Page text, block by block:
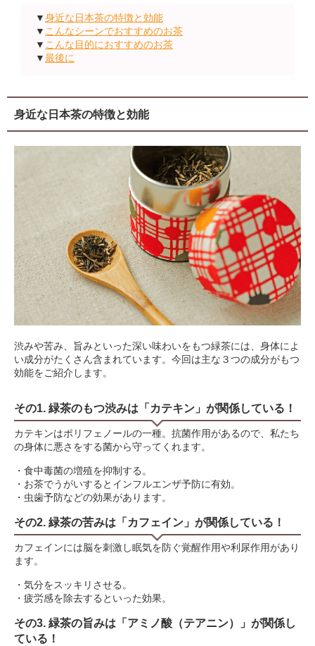
▼身近な日本茶の特徴と効能
▼ こんなシーンでおすすめのお茶
▼ こんな目的におすすめのお茶
▼最後に
身近な日本茶の特徴と効能
渋みや苦み、旨みといった深い味わいをもつ緑茶には、身体によ
い成分がたくさん含まれています。今回は主な３つの成分がもつ
効能をご紹介します。
その1. 緑茶のもつ渋みは「カテキン」が関係している！
カテキンはポリフェノールの一種。抗菌作用があるので、私たち
の身体に悪さをする菌から守ってくれます。
・食中毒菌の増殖を抑制する。
・お茶でうがいするとインフルエンザ予防に有効。
・虫歯予防などの効果があります。
その2. 緑茶の苦みは「カフェイン」が関係している！
カフェインには脳を刺激し眠気を防ぐ覚醒作用や利尿作用があり
ます。
・気分をスッキリさせる。
・疲労感を除去するといった効果。
その3. 緑茶の旨みは「アミノ酸（テアニン）」が関係し
ている！